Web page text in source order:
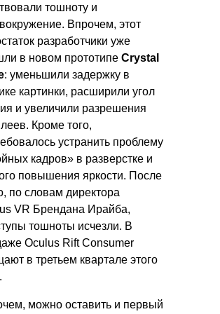
тошноту и
Впрочем, этот
разработчики уже
в новом прототипе Crystal
: уменьшили задержку в
картинки, расширили угол
и увеличили разрешения
Кроме того,
устранить проблему
кадров» в разверстке и
повышения яркости. После
по словам директора
VR Брендана Ирайба,
тошноты исчезли. В
Oculus Rift Consumer
в третьем квартале этого
можно оставить и первый